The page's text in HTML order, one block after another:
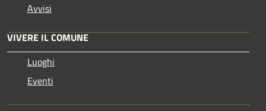
Avvisi
VIVERE IL COMUNE
Luoghi
Eventi